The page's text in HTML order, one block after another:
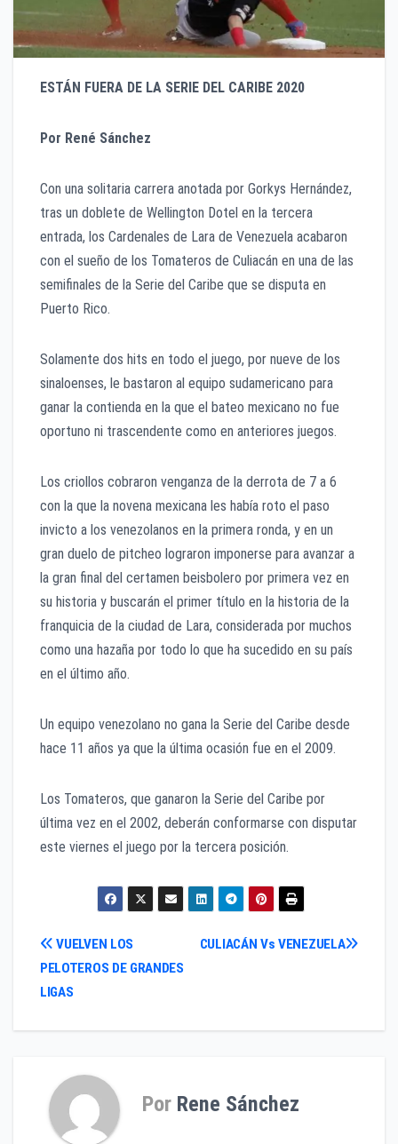
ESTÁN FUERA DE LA SERIE DEL CARIBE 2020
Por René Sánchez
Con una solitaria carrera anotada por Gorkys Hernández,
tras un doblete de Wellington Dotel en la tercera
entrada, los Cardenales de Lara de Venezuela acabaron
con el sueño de los Tomateros de Culiacán en una de las
semifinales de la Serie del Caribe que se disputa en
Puerto Rico.
Solamente dos hits en todo el juego, por nueve de los
sinaloenses, le bastaron al equipo sudamericano para
ganar la contienda en la que el bateo mexicano no fue
oportuno ni trascendente como en anteriores juegos.
Los criollos cobraron venganza de la derrota de 7 a 6
con la que la novena mexicana les había roto el paso
invicto a los venezolanos en la primera ronda, y en un
gran duelo de pitcheo lograron imponerse para avanzar a
la gran final del certamen beisbolero por primera vez en
su historia y buscarán el primer título en la historia de la
franquicia de la ciudad de Lara, considerada por muchos
como una hazaña por todo lo que ha sucedido en su país
en el último año.
Un equipo venezolano no gana la Serie del Caribe desde
hace 11 años ya que la última ocasión fue en el 2009.
Los Tomateros, que ganaron la Serie del Caribe por
última vez en el 2002, deberán conformarse con disputar
este viernes el juego por la tercera posición.
Navegación
de
entradas
CULIACÁN Vs VENEZUELA
VUELVEN LOS
PELOTEROS DE GRANDES
LIGAS
Por Rene Sánchez